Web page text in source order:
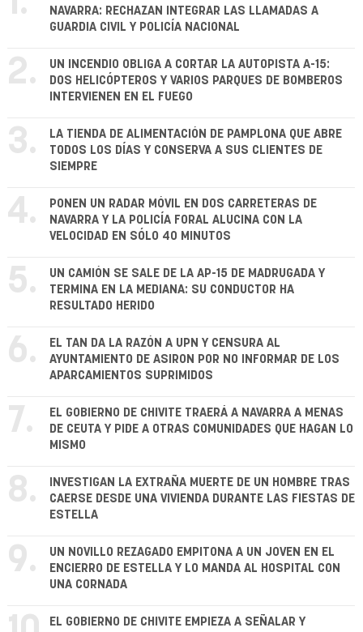
NAVARRA: RECHAZAN INTEGRAR LAS LLAMADAS A
GUARDIA CIVIL Y POLICÍA NACIONAL
2.
UN INCENDIO OBLIGA A CORTAR LA AUTOPISTA A-15:
DOS HELICÓPTEROS Y VARIOS PARQUES DE BOMBEROS
INTERVIENEN EN EL FUEGO
3.
LA TIENDA DE ALIMENTACIÓN DE PAMPLONA QUE ABRE
TODOS LOS DÍAS Y CONSERVA A SUS CLIENTES DE
SIEMPRE
4.
PONEN UN RADAR MÓVIL EN DOS CARRETERAS DE
NAVARRA Y LA POLICÍA FORAL ALUCINA CON LA
VELOCIDAD EN SÓLO 40 MINUTOS
5.
UN CAMIÓN SE SALE DE LA AP-15 DE MADRUGADA Y
TERMINA EN LA MEDIANA: SU CONDUCTOR HA
RESULTADO HERIDO
6.
EL TAN DA LA RAZÓN A UPN Y CENSURA AL
AYUNTAMIENTO DE ASIRON POR NO INFORMAR DE LOS
APARCAMIENTOS SUPRIMIDOS
7.
EL GOBIERNO DE CHIVITE TRAERÁ A NAVARRA A MENAS
DE CEUTA Y PIDE A OTRAS COMUNIDADES QUE HAGAN LO
MISMO
8.
INVESTIGAN LA EXTRAÑA MUERTE DE UN HOMBRE TRAS
CAERSE DESDE UNA VIVIENDA DURANTE LAS FIESTAS DE
ESTELLA
9.
UN NOVILLO REZAGADO EMPITONA A UN JOVEN EN EL
ENCIERRO DE ESTELLA Y LO MANDA AL HOSPITAL CON
UNA CORNADA
EL GOBIERNO DE CHIVITE EMPIEZA A SEÑALAR Y